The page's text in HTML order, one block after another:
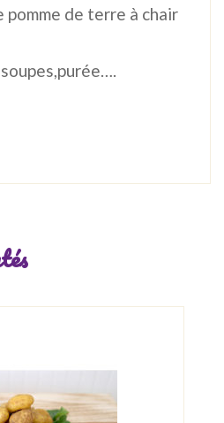
pomme de terre à chair